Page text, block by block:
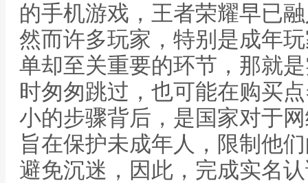
的手机游戏，王者荣耀早已
然而许多玩家，特别是成年
单却至关重要的环节，那就
时匆匆跳过，也可能在购买
小的步骤背后，是国家对于
旨在保护未成年人，限制他
避免沉迷，因此，完成实名